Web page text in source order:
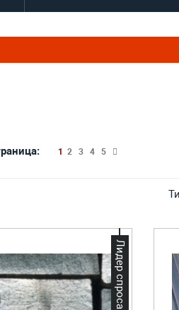
1 2 3 4 5
Лидер спроса